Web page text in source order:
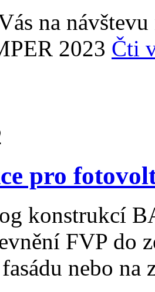
na
2023 Čti
pro
konstrukcí
FVP do
nebo na